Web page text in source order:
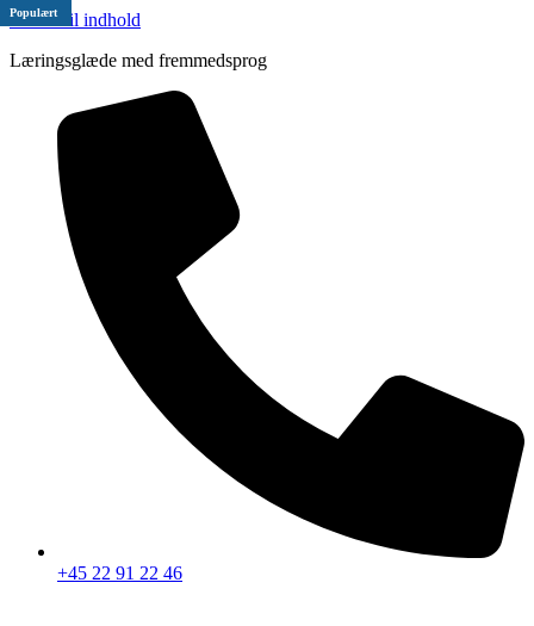
Videre til indhold
Læringsglæde med fremmedsprog
+45 22 91 22 46
Populært